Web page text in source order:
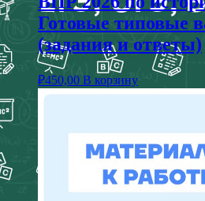
Готовые типовые
(задания и ответы)
₽450,00 В корзину